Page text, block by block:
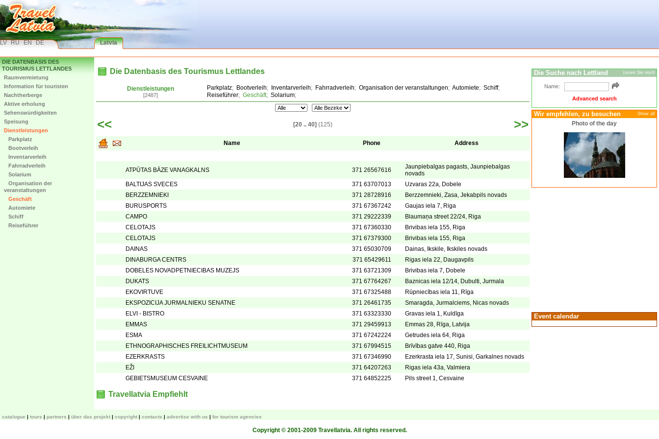
LV RU EN DE Latvia
DIE DATENBASIS DES
TOURISMUS LETTLANDES
Raumvermietung
Information für touristen
Nachtherberge
Aktive erholung
Sehenswürdigkeiten
Speisung
Dienstleistungen
Parkplatz
Bootverleih
Inventarverleih
Fahrradverleih
Solarium
Organisation der
veranstaltungen
Geschäft
Automiete
Schiff
Reiseführer
Die Datenbasis des Tourismus Lettlandes
Dienstleistungen
[2487]
Parkplatz; Bootverleih; Inventarverleih; Fahrradverleih; Organisation der veranstaltungen; Automiete; Schiff;
Reiseführer; Geschäft; Solarium;
<< [20 .. 40] (125) >>
Name Phone Address
ATPŪTAS BĀZE VANAGKALNS 371 26567616
Jaunpiebalgas pagasts, Jaunpiebalgas
novads
BALTIJAS SVECES
371 63707013
Uzvaras 22a, Dobele
BERZZEMNIEKI
371 28728916
Berzzemnieki, Zasa, Jekabpils novads
BURUSPORTS
371 67367242
Gaujas iela 7, Riga
CAMPO
371 29222339
Blaumaņa street 22/24, Riga
CELOTAJS
371 67360330
Brivibas iela 155, Riga
CELOTAJS
371 67379300
Brivibas iela 155, Riga
DAINAS
371 65030709
Dainas, Ikskile, Ikskiles novads
DINABURGA CENTRS
371 65429611
Rigas iela 22, Daugavpils
DOBELES NOVADPETNIECIBAS MUZEJS
371 63721309
Brivibas iela 7, Dobele
DUKATS
371 67764267
Baznicas iela 12/14, Dubulti, Jurmala
EKOVIRTUVE
371 67325488
Rūpniecības iela 11, Rīga
EKSPOZICIJA JURMALNIEKU SENATNE
371 26461735
Smaragda, Jurmalciems, Nicas novads
ELVI - BISTRO
371 63323330
Gravas iela 1, Kuldīga
EMMAS
371 29459913
Emmas 28, Rīga, Latvija
ESMA
371 67242224
Getrudes iela 64, Riga
ETHNOGRAPHISCHES FREILICHTMUSEUM
371 67994515
Brīvības gatve 440, Riga
EZERKRASTS
371 67346990
Ezerkrasta iela 17, Sunisi, Garkalnes novads
EŽI
371 64207263
Rigas iela 43a, Valmiera
GEBIETSMUSEUM CESVAINE
371 64852225 Pils street 1, Cesvaine
Travellatvia Empfiehlt
Die Suche nach Lettland Lesen Sie noch
Name:
Advanced search
Wir empfehlen, zu besuchen Show all
Photo of the day
Event calendar
catalogue tours partners über das projekt copyright contacts advertise with us for tourism agencies
Copyright © 2001-2009 Travellatvia. All rights reserved.